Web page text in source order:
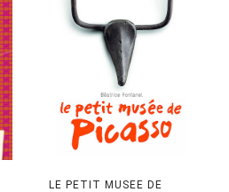
LE PETIT MUSEE DE